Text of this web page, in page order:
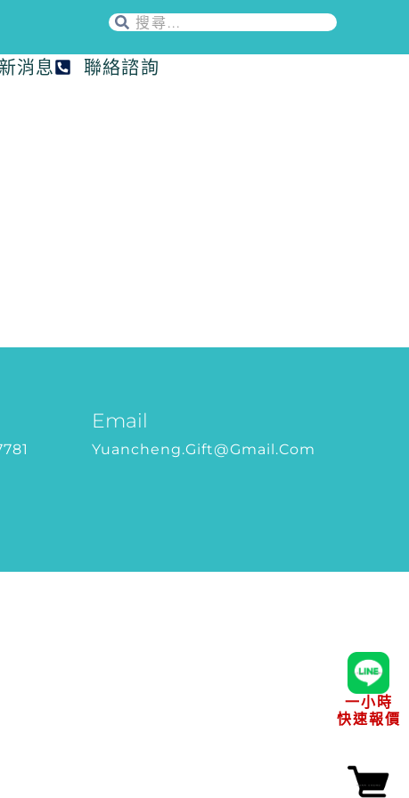
消息 聯絡諮詢
Email
Yuancheng.gift@gmail.com
一小時
快速報價